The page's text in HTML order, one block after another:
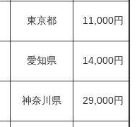
東京都 11,000円
愛知県 14,000円
神奈川県 29,000円